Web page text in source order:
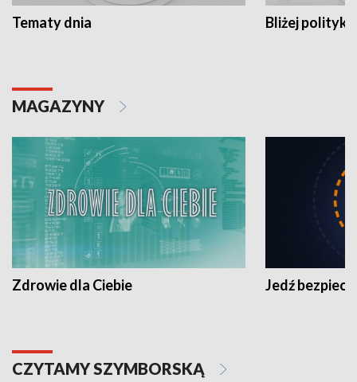
Tematy dnia Bliżej polityki
MAGAZYNY
Zdrowie dla Ciebie Jedź
CZYTAMY SZYMBORSKĄ